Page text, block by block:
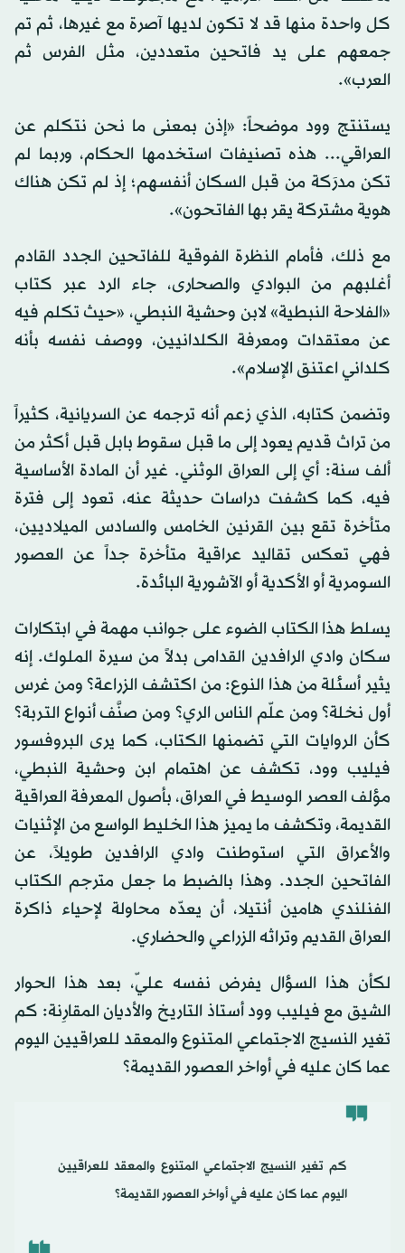
كل واحدة منها قد لا تكون لديها آصرة مع غيرها، ثم تم
جمعهم على يد فاتحين متعددين، مثل الفرس ثم
العرب».
يستنتج وود موضحاً: «إذن بمعنى ما نحن نتكلم عن
العراقي... هذه تصنيفات استخدمها الحكام، وربما لم
تكن مدرَكة من قبل السكان أنفسهم؛ إذ لم تكن هناك
هوية مشتركة يقر بها الفاتحون».
مع ذلك، فأمام النظرة الفوقية للفاتحين الجدد القادم
أغلبهم من البوادي والصحارى، جاء الرد عبر كتاب
«الفلاحة النبطية» لابن وحشية النبطي، «حيث تكلم فيه
عن معتقدات ومعرفة الكلدانيين، ووصف نفسه بأنه
كلداني اعتنق الإسلام».
وتضمن كتابه، الذي زعم أنه ترجمه عن السريانية، كثيراً
من تراث قديم يعود إلى ما قبل سقوط بابل قبل أكثر من
ألف سنة: أي إلى العراق الوثني. غير أن المادة الأساسية
فيه، كما كشفت دراسات حديثة عنه، تعود إلى فترة
متأخرة تقع بين القرنين الخامس والسادس الميلاديين،
فهي تعكس تقاليد عراقية متأخرة جداً عن العصور
السومرية أو الأكدية أو الآشورية البائدة.
يسلط هذا الكتاب الضوء على جوانب مهمة في ابتكارات
سكان وادي الرافدين القدامى بدلاً من سيرة الملوك. إنه
يثير أسئلة من هذا النوع: من اكتشف الزراعة؟ ومن غرس
أول نخلة؟ ومن علّم الناس الري؟ ومن صنَّف أنواع التربة؟
كأن الروايات التي تضمنها الكتاب، كما يرى البروفسور
فيليب وود، تكشف عن اهتمام ابن وحشية النبطي،
مؤلف العصر الوسيط في العراق، بأصول المعرفة العراقية
القديمة، وتكشف ما يميز هذا الخليط الواسع من الإثنيات
والأعراق التي استوطنت وادي الرافدين طويلاً، عن
الفاتحين الجدد. وهذا بالضبط ما جعل مترجم الكتاب
الفنلندي هامين أنتيلا، أن يعدّه محاولة لإحياء ذاكرة
العراق القديم وتراثه الزراعي والحضاري.
لكأن هذا السؤال يفرض نفسه عليّ، بعد هذا الحوار
الشيق مع فيليب وود أستاذ التاريخ والأديان المقارِنة: كم
تغير النسيج الاجتماعي المتنوع والمعقد للعراقيين اليوم
عما كان عليه في أواخر العصور القديمة؟
كم تغير النسيج الاجتماعي المتنوع والمعقد للعراقيين
اليوم عما كان عليه في أواخر العصور القديمة؟